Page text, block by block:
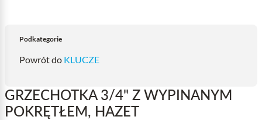
Podkategorie
Powrót do KLUCZE
GRZECHOTKA 3/4" Z WYPINANYM
POKRĘTŁEM, HAZET